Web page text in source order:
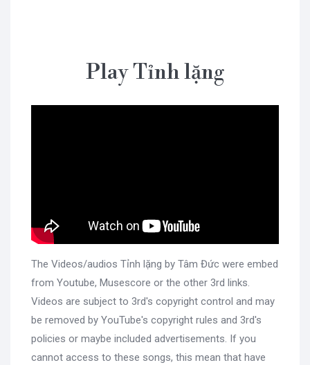
Play Tỉnh lặng
The Videos/audios Tỉnh lặng by Tâm Đức were embed
from Youtube, Musescore or the other 3rd links.
Videos are subject to 3rd's copyright control and may
be removed by YouTube's copyright rules and 3rd's
policies or maybe included advertisements. If you
cannot access to these songs, this mean that have